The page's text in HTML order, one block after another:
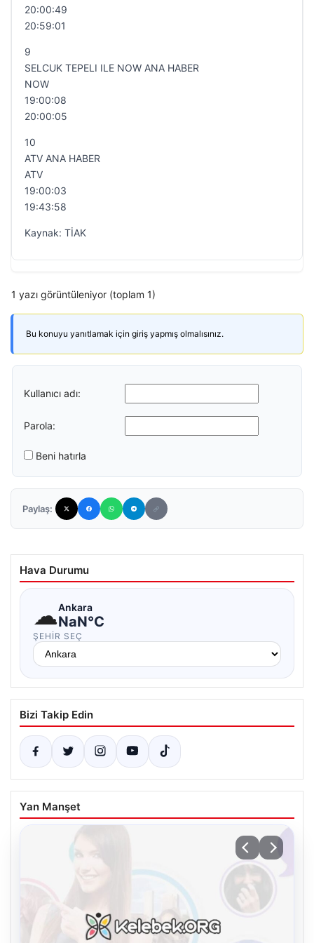
20:00:49
20:59:01
9
SELCUK TEPELI ILE NOW ANA HABER
NOW
19:00:08
20:00:05
10
ATV ANA HABER
ATV
19:00:03
19:43:58
Kaynak: TİAK
1 yazı görüntüleniyor (toplam 1)
Bu konuyu yanıtlamak için giriş yapmış olmalısınız.
Kullanıcı adı:
Parola:
Beni hatırla
Paylaş:
Hava Durumu
☁Ankara
NaN°C
ŞEHIR SEÇ
Bizi Takip Edin
Yan Manşet